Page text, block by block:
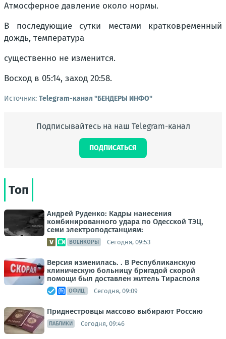
Атмосферное давление около нормы.
В последующие сутки местами кратковременный
дождь, температура
существенно не изменится.
Восход в 05:14, заход 20:58.
Источник: Telegram-канал "БЕНДЕРЫ ИНФО"
Подписывайтесь на наш Telegram-канал
ПОДПИСАТЬСЯ
Топ
Андрей Руденко: Кадры нанесения
комбинированного удара по Одесской ТЭЦ,
семи электроподстанциям:
ВОЕНКОРЫ Сегодня, 09:53
Версия изменилась. . В Республиканскую
клиническую больницу бригадой скорой
помощи был доставлен житель Тирасполя
ОФИЦ. Сегодня, 09:09
Приднестровцы массово выбирают Россию
ПАБЛИКИ Сегодня, 09:46